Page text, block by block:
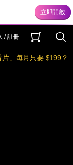
/ 註冊
片」每月只要 $199？